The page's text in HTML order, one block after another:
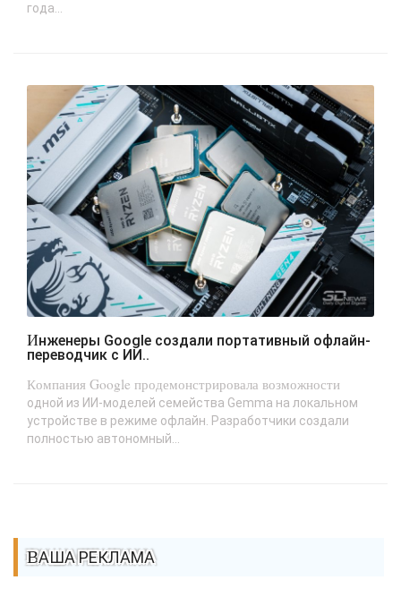
года...
Инженеры Google создали портативный офлайн-
переводчик с ИИ..
Компания Google продемонстрировала возможности
одной из ИИ-моделей семейства Gemma на локальном
устройстве в режиме офлайн. Разработчики создали
полностью автономный...
ВАША РЕКЛАМА